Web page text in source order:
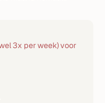
3x per week) voor